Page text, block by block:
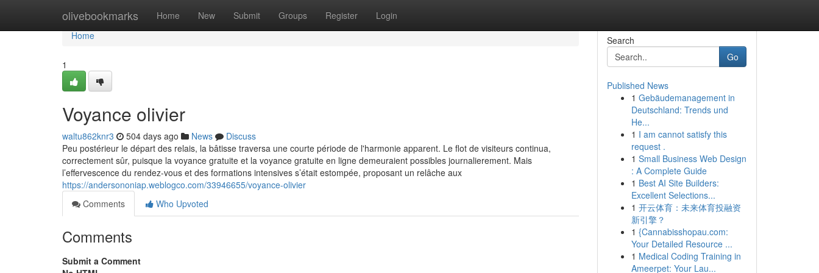
olivebookmarks Home New Submit Groups Register Login
Home
Home
1
Voyance olivier
waltu862knr3 504 days ago News
Discuss
Peu postérieur le départ des relais, la bâtisse traversa une courte période de l'harmonie apparent. Le flot de visiteurs continua,
correctement sûr, puisque la voyance gratuite et la voyance gratuite en ligne demeuraient possibles journalierement. Mais
l’effervescence du rendez-vous et des formations intensives s’était estompée, proposant un relâche aux
https://andersononiap.weblogco.com/33946655/voyance-olivier
Comments
Who Upvoted
Comments
Submit a Comment
Search
Go
Published News
1 Gebäudemanagement in
Deutschland: Trends und
He...
1 I am cannot satisfy this
request .
1 Small Business Web Design
: A Complete Guide
1 Best AI Site Builders:
Excellent Selections...
1 开云体育：未来体育投融资
新引擎？
1 {Cannabisshopau.com:
Your Detailed Resource ...
1 Medical Coding Training in
Ameerpet: Your Lau...